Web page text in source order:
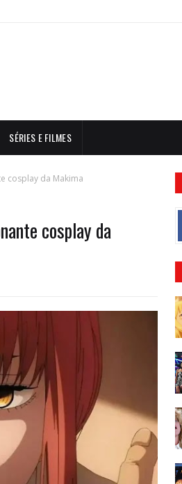
SÉRIES E FILMES
cosplay da Makima
cosplay da